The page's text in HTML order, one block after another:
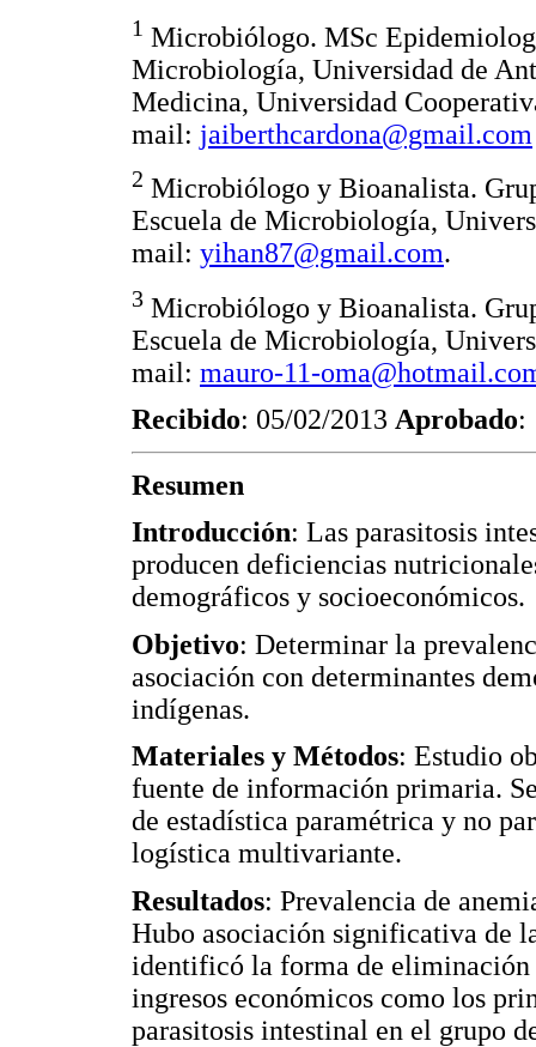
1 Microbiólogo. MSc
Microbiología, Universidad de
Medicina, Universidad
mail: jaiberthcardona@gmail.com
2 Microbiólogo y Bioanalista.
Escuela de Microbiología,
mail: yihan87@gmail.com.
3 Microbiólogo y Bioanalista.
Escuela de Microbiología,
mail: mauro-11-
Recibido: 05/02/2013 Aprobado:
Resumen
Introducción: Las parasitosis
producen deficiencias
demográficos y socioeconómicos.
Objetivo: Determinar la
asociación con determinantes
indígenas.
Materiales y Métodos: Estudio
fuente de información primaria.
de estadística paramétrica y no
logística multivariante.
Resultados: Prevalencia de
Hubo asociación significativa de
identificó la forma de
ingresos económicos como los
parasitosis intestinal en el grupo